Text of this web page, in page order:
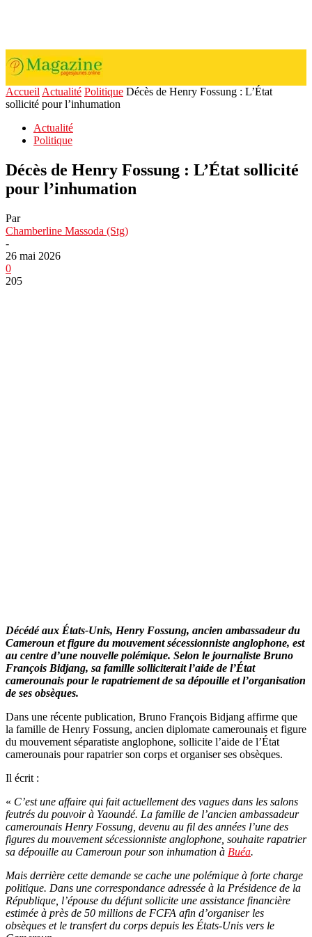
Accueil Actualité Politique Décès de Henry Fossung : L’État
sollicité pour l’inhumation
Actualité
Politique
Décès de Henry Fossung : L’État sollicité
pour l’inhumation
Par
Chamberline Massoda (Stg)
-
26 mai 2026
0
205
Décédé aux États-Unis, Henry Fossung, ancien ambassadeur du
Cameroun et figure du mouvement sécessionniste anglophone, est
au centre d’une nouvelle polémique. Selon le journaliste Bruno
François Bidjang, sa famille solliciterait l’aide de l’État
camerounais pour le rapatriement de sa dépouille et l’organisation
de ses obsèques.
Dans une récente publication, Bruno François Bidjang affirme que
la famille de Henry Fossung, ancien diplomate camerounais et figure
du mouvement séparatiste anglophone, sollicite l’aide de l’État
camerounais pour rapatrier son corps et organiser ses obsèques.
Il écrit :
« C’est une affaire qui fait actuellement des vagues dans les salons
feutrés du pouvoir à Yaoundé. La famille de l’ancien ambassadeur
camerounais Henry Fossung, devenu au fil des années l’une des
figures du mouvement sécessionniste anglophone, souhaite rapatrier
sa dépouille au Cameroun pour son inhumation à Buéa.
Mais derrière cette demande se cache une polémique à forte charge
politique. Dans une correspondance adressée à la Présidence de la
République, l’épouse du défunt sollicite une assistance financière
estimée à près de 50 millions de FCFA afin d’organiser les
obsèques et le transfert du corps depuis les États-Unis vers le